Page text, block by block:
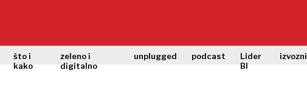
što i
kako
zeleno i
digitalno
unplugged podcast
Lider
BI